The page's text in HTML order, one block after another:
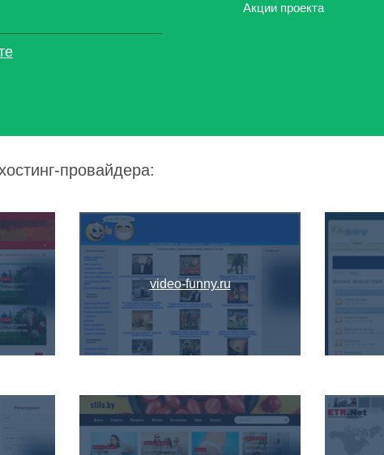
Акции проекта
провайдера:
video-funny.ru